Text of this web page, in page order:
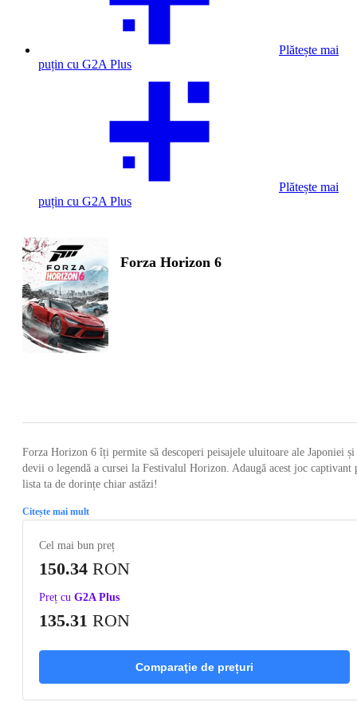
Plătește mai
puțin cu G2A Plus
Plătește mai
puțin cu G2A Plus
Forza Horizon 6
Forza Horizon 6 îți permite să descoperi peisajele uluitoare ale Japoniei și
devii o legendă a cursei la Festivalul Horizon. Adaugă acest joc captivant
lista ta de dorințe chiar astăzi!
Citește mai mult
Cel mai bun preț
150.34 RON
Preț cu G2A Plus
135.31 RON
Comparaţie de prețuri